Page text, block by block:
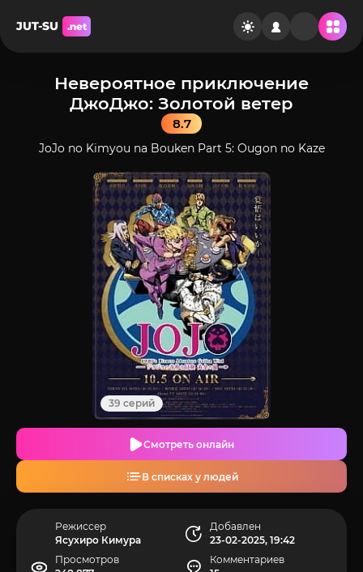
JUT-SU .net
Невероятное приключение
ДжоДжо: Золотой ветер
8.7
JoJo no Kimyou na Bouken Part 5: Ougon no Kaze
39 серий
Смотреть онлайн
В списках у людей
Режиссер
Ясухиро Кимура
Добавлен
23-02-2025, 19:42
Просмотров
Комментариев